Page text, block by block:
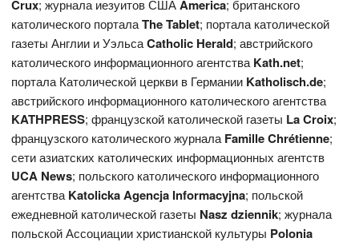
Crux; журнала иезуитов СШАAmerica; британского
католического порталаTheTablet; портала католической
газеты Англии и УэльсаCatholic Herald; австрийского
католического информационного агентстваKath.net;
портала Католической церкви в Германии Katholisch.de;
австрийского информационного католического агентства
KATHPRESS; французской католической газеты La Croix;
французского католического журналаFamille Chrétienne;
сети азиатских католических информационных агентств
UCA News; польского католического информационного
агентстваKatolicka Agencja Informacyjna; польской
ежедневной католической газеты Nasz dziennik; журнала
польской Ассоциации христианской культуры Polonia